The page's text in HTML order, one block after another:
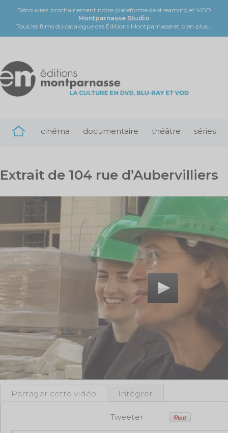
Découvrez prochainement notre plateforme de streaming et VOD
Montparnasse Studio
Tous les films du catalogue des Éditions Montparnasse et bien plus...
cinéma documentaire théâtre séries
Extrait de 104 rue d’Aubervilliers
Partager cette vidéo Intégrer
Tweeter